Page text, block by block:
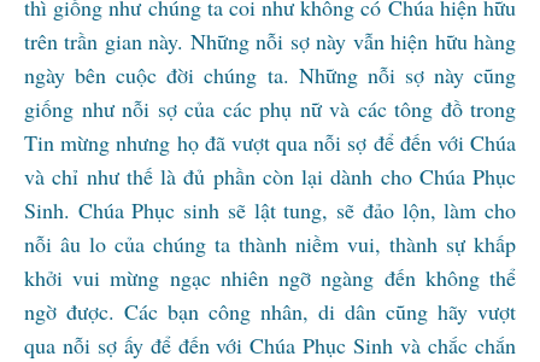
thì giống như chúng ta coi như không có Chúa hiện hữu
trên trần gian này. Những nỗi sợ này vẫn hiện hữu hàng
ngày bên cuộc đời chúng ta. Những nỗi sợ này cũng
giống như nỗi sợ của các phụ nữ và các tông đồ trong
Tin mừng nhưng họ đã vượt qua nỗi sợ để đến với Chúa
và chỉ như thế là đủ phần còn lại dành cho Chúa Phục
Sinh. Chúa Phục sinh sẽ lật tung, sẽ đảo lộn, làm cho
nỗi âu lo của chúng ta thành niềm vui, thành sự khấp
khởi vui mừng ngạc nhiên ngỡ ngàng đến không thể
ngờ được. Các bạn công nhân, di dân cũng hãy vượt
qua nỗi sợ ấy để đến với Chúa Phục Sinh và chắc chắn